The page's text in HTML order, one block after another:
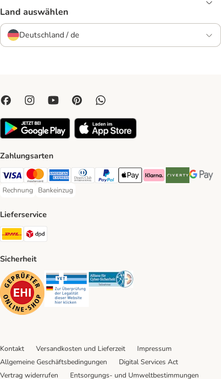
Land auswählen
Deutschland / de
Zahlungsarten
Visa Payment Method
Mastercard Payment Method
American Express Payment Method
Diners Club Payment Method
PayPal Payment Method
Apple Pay Payment Method
Klarna Payment Method
Riverty Payment
Google
Rechnung
Rechnung Payment Method
Bankeinzug
Bankeinzug Payment Method
Lieferservice
DHL Shipping Method
Sicherheit
Security Security Security
Kontakt Versandkosten und Lieferzeit
Impressum
Allgemeine Geschäftsbedingungen
Digital Services Act
Vertrag widerrufen
Entsorgungs- und Umweltbestimmungen